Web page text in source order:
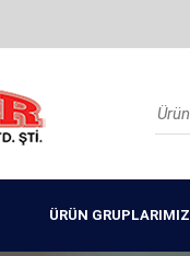
ÜRÜN GRUPLARIMIZ